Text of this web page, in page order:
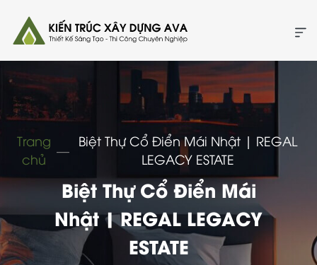
Trang
chủ
―
Biệt Thự Cổ Điển Mái Nhật | REGAL
LEGACY ESTATE
Biệt Thự Cổ Điển Mái
Nhật | REGAL LEGACY
ESTATE